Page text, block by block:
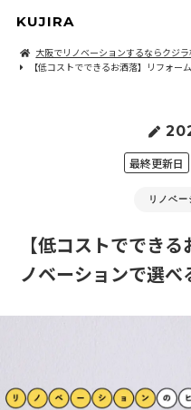
KUJIRA
大阪でリノベーションするならクジ
【低コストでできるお洒落】リフォー
最終更新日
リノベー
【低コストででき
ノベーションで選べ